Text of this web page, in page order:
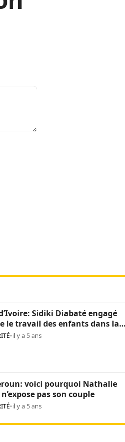
Sidiki Diabaté engagé
le travail des enfants dans la
•il y a 5 ans
voici pourquoi Nathalie
pas son couple
•il y a 5 ans